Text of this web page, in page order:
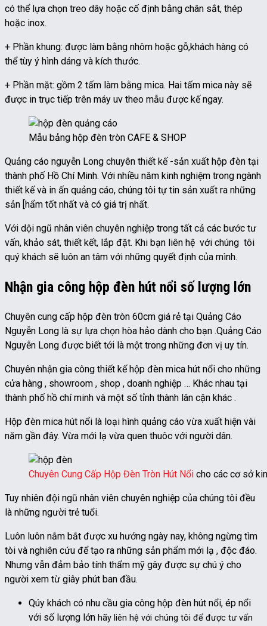
có thể lựa chọn treo dây hoặc cố định bằng chân sắt, thép
hoặc inox.
+ Phần khung: được làm bằng nhôm hoặc gỗ,khách hàng có
thể tùy ý hình dáng và kích thước.
+ Phần mặt: gồm 2 tấm làm bằng mica. Hai tấm mica này sẽ
được in trục tiếp trên máy uv theo mẫu được kế ngay.
Mẫu bảng hộp đèn tròn CAFE & SHOP
Quảng cáo nguyễn Long chuyên thiết kế -sản xuất hộp đèn tại
thành phố Hồ Chí Minh. Với nhiều năm kinh nghiệm trong ngành
thiết kế và in ấn quảng cáo, chúng tôi tự tin sản xuất ra những
sản [hẩm tốt nhất và có giá trị nhất.
Với dội ngũ nhân viên chuyên nghiệp trong tất cả các bước tư
vấn, khảo sát, thiết kết, lắp đặt. Khi bạn liên hệ với chúng tôi
quý khách sẽ luôn an tâm với những quyết định của mình.
Nhận gia công hộp đèn hút nổi số lượng lớn
Chuyên cung cấp hộp đèn tròn 60cm giá rẻ tại Quảng Cáo
Nguyễn Long là sự lựa chọn hòa hảo dành cho bạn .Quảng Cáo
Nguyễn Long được biết tới là một trong những đơn vị uy tín.
Chuyên nhận gia công thiết kế hộp đèn mica hút nổi cho những
cửa hàng , showroom , shop , doanh nghiệp … Khác nhau tại
thành phố hồ chí minh và một số tỉnh thành lân cận khác .
Hộp đèn mica hút nổi là loại hình quảng cáo vừa xuất hiện vài
năm gần đây. Vừa mới lạ vừa quen thuôc với người dân.
Chuyên Cung Cấp Hộp Đèn Tròn Hút Nổi cho các cơ sở
Tuy nhiên đội ngũ nhân viên chuyên nghiệp của chúng tôi đều
là những người trẻ tuổi.
Luôn luôn nắm bắt được xu hướng ngày nay, không ngừng tìm
tòi và nghiên cứu để tạo ra những sản phẩm mới lạ , độc đáo.
Nhưng vẫn đảm bảo tính thẩm mỹ gây được sự chú ý cho
người xem từ giây phút ban đầu.
Qúy khách có nhu cầu gia công hộp đèn hút nổi, ép nổi
với số lượng lớn hãy liên hệ với chúng tôi để được tư vấn